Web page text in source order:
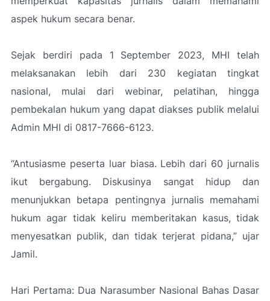
aspek hukum secara benar.
Sejak berdiri pada 1 September 2023, MHI telah
melaksanakan lebih dari 230 kegiatan tingkat
nasional, mulai dari webinar, pelatihan, hingga
pembekalan hukum yang dapat diakses publik melalui
Admin MHI di 0817-7666-6123.
“Antusiasme peserta luar biasa. Lebih dari 60 jurnalis
ikut bergabung. Diskusinya sangat hidup dan
menunjukkan betapa pentingnya jurnalis memahami
hukum agar tidak keliru memberitakan kasus, tidak
menyesatkan publik, dan tidak terjerat pidana,” ujar
Jamil.
Hari Pertama: Dua Narasumber Nasional Bahas Dasar